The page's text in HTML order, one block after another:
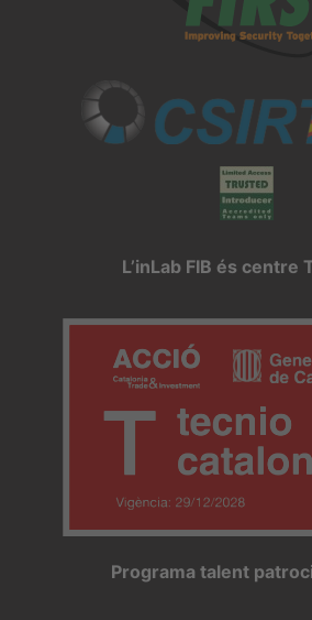
L’inLab FIB és centre
Programa talent